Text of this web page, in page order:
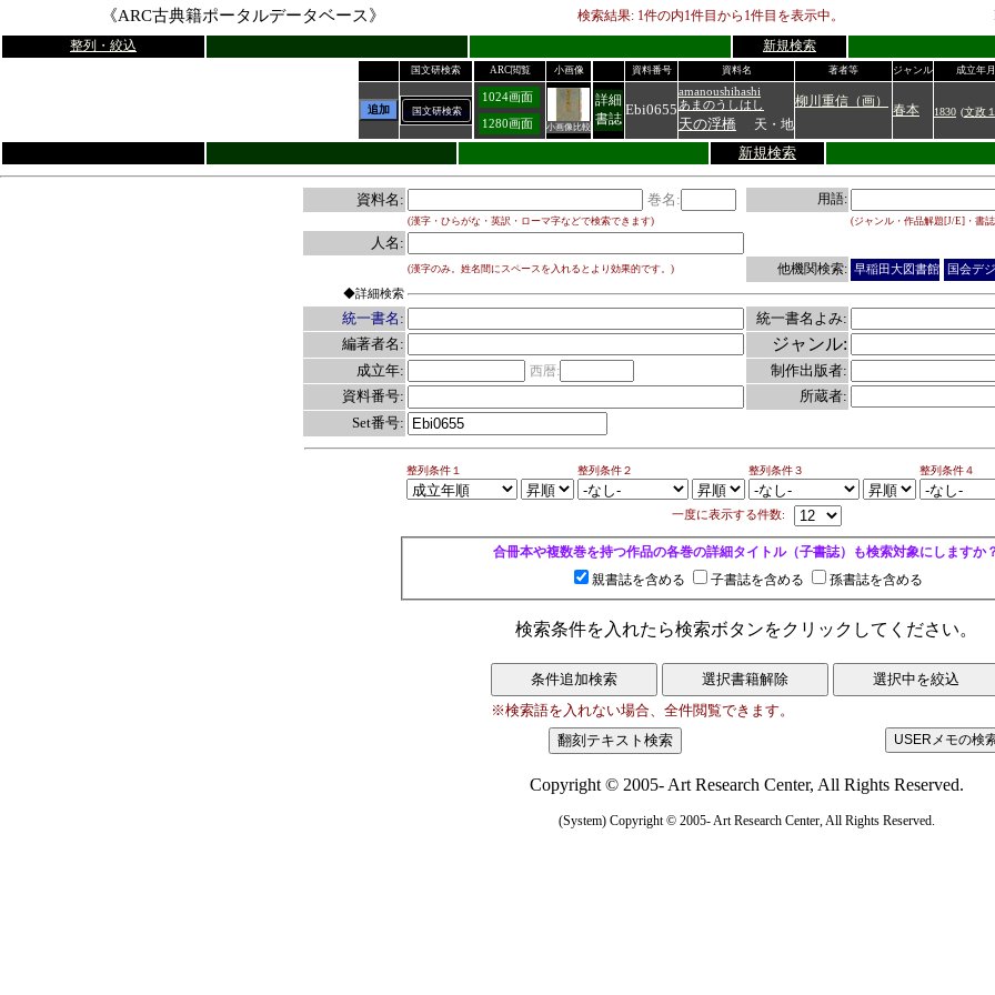
《ARC古典籍ポータルデータベース》 検索結果: 1件の内1件目から 1件目を表示中。
整列・絞込
新規検索
国文研検索 ARC閲覧 小画像 資料番号 資料名 著者等 ジャンル 成立年
追加 国文研検索
1024画面
1280画面 小画像比較
詳細
書誌
Ebi0655
amanoushihashi
あまのうしはし
天の浮橋 天・地
柳川重信（画）
春本 1830 (文政
新規検索
資料名: 巻名: 用語:
(漢字・ひらがな・英訳・ローマ字などで検索できます) (ジャンル・作品解題[J/E]・書
人名:
(漢字のみ。姓名間にスペースを入れるとより効果的です。) 他機関検索: 早稲田大図書館 国会デ
◆詳細検索
統一書名:
統一書名よみ:
編著者名:
ジャンル:
成立年: 西暦: 制作出版者:
資料番号:
所蔵者:
Set番号:
整列条件１ 整列条件２ 整列条件３ 整列条件４
一度に表示する件数:
合冊本や複数巻を持つ作品の各巻の詳細タイトル（子書誌）も検索対象にしますか
親書誌を含める
子書誌を含める 孫書誌を含める
検索条件を入れたら検索ボタンをクリックしてください。
※検索語を入れない場合、全件閲覧できます。
Copyright © 2005- Art Research Center, All Rights Reserved.
(System) Copyright © 2005- Art Research Center, All Rights Reserved.